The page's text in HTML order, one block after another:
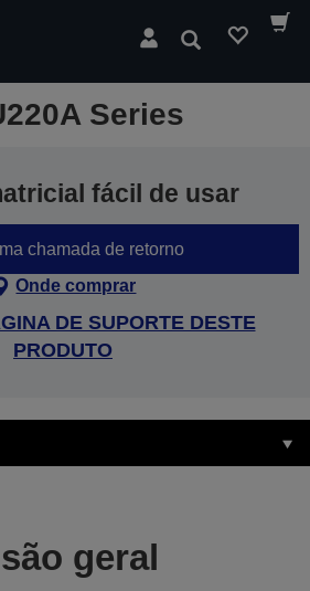
Pesquisar
Series
fácil de usar
chamada de retorno
Onde comprar
DE SUPORTE DESTE
PRODUTO
geral